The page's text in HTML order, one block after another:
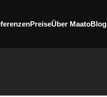
PreiseÜber MaatoBlog